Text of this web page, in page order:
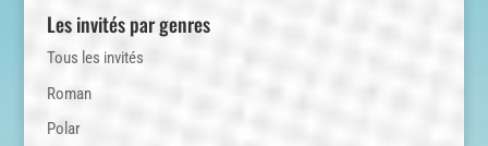
Les invités par genres
Tous les invités
Roman
Polar